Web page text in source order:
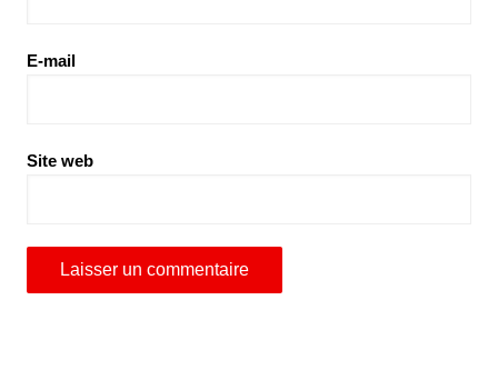
E-mail
Site web